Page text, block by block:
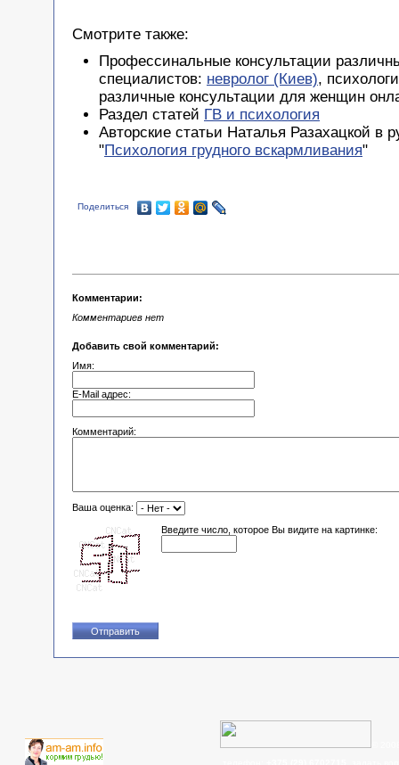
Смотрите также:
Профессинальные консультации
специалистов: невролог (Киев),
различные консультации для женщин
Раздел статей ГВ и психология
Авторские статьи Наталья Разахацкой в
"Психология грудного вскармливания"
Поделиться
Комментарии:
Комментариев нет
Добавить свой комментарий:
Имя:
E-Mail адрес:
Комментарий:
Ваша оценка:
Введите число, которое Вы видите на картинке: